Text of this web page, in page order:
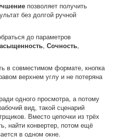
позволяет получить
без долгой ручной
до параметров
, Сочность,
в совместимом формате, кнопка
верхнем углу и не потеряна
одного просмотра, а потому
вид, такой сценарий
Вместо цепочки из трёх
найти конвертер, потом ещё
в одном окне.